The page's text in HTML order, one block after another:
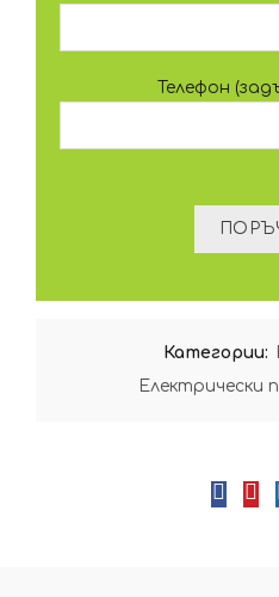
Телефон
Категории:
Електрически